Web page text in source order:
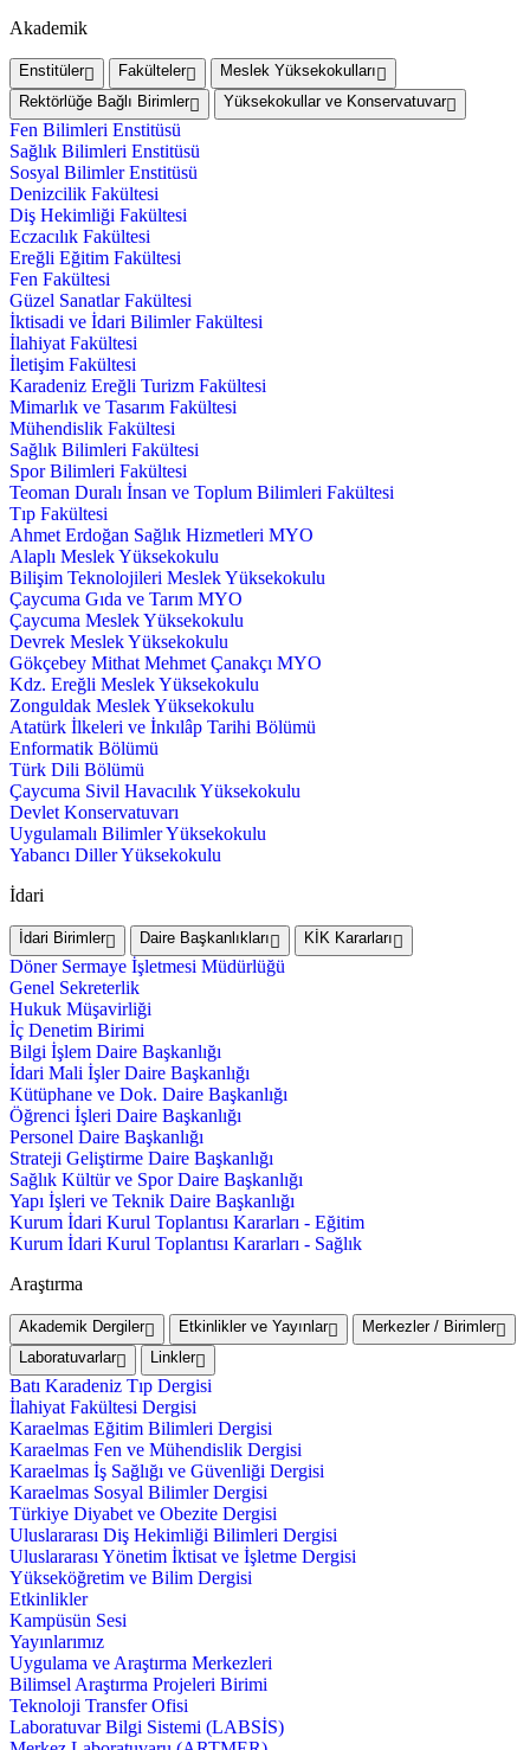
Akademik
Enstitüler Fakülteler
Meslek Yüksekokulları
Rektörlüğe Bağlı Birimler
Yüksekokullar ve Konservatuvar
Fen Bilimleri Enstitüsü
Sağlık Bilimleri Enstitüsü
Sosyal Bilimler Enstitüsü
Denizcilik Fakültesi
Diş Hekimliği Fakültesi
Eczacılık Fakültesi
Ereğli Eğitim Fakültesi
Fen Fakültesi
Güzel Sanatlar Fakültesi
İktisadi ve İdari Bilimler Fakültesi
İlahiyat Fakültesi
İletişim Fakültesi
Karadeniz Ereğli Turizm Fakültesi
Mimarlık ve Tasarım Fakültesi
Mühendislik Fakültesi
Sağlık Bilimleri Fakültesi
Spor Bilimleri Fakültesi
Teoman Duralı İnsan ve Toplum Bilimleri Fakültesi
Tıp Fakültesi
Ahmet Erdoğan Sağlık Hizmetleri MYO
Alaplı Meslek Yüksekokulu
Bilişim Teknolojileri Meslek Yüksekokulu
Çaycuma Gıda ve Tarım MYO
Çaycuma Meslek Yüksekokulu
Devrek Meslek Yüksekokulu
Gökçebey Mithat Mehmet Çanakçı MYO
Kdz. Ereğli Meslek Yüksekokulu
Zonguldak Meslek Yüksekokulu
Atatürk İlkeleri ve İnkılâp Tarihi Bölümü
Enformatik Bölümü
Türk Dili Bölümü
Çaycuma Sivil Havacılık Yüksekokulu
Devlet Konservatuvarı
Uygulamalı Bilimler Yüksekokulu
Yabancı Diller Yüksekokulu
İdari
İdari Birimler Daire Başkanlıkları KİK Kararları
Döner Sermaye İşletmesi Müdürlüğü
Genel Sekreterlik
Hukuk Müşavirliği
İç Denetim Birimi
Bilgi İşlem Daire Başkanlığı
İdari Mali İşler Daire Başkanlığı
Kütüphane ve Dok. Daire Başkanlığı
Öğrenci İşleri Daire Başkanlığı
Personel Daire Başkanlığı
Strateji Geliştirme Daire Başkanlığı
Sağlık Kültür ve Spor Daire Başkanlığı
Yapı İşleri ve Teknik Daire Başkanlığı
Kurum İdari Kurul Toplantısı Kararları - Eğitim
Kurum İdari Kurul Toplantısı Kararları - Sağlık
Araştırma
Akademik Dergiler Etkinlikler ve Yayınlar
Merkezler / Birimler
Laboratuvarlar
Linkler
Batı Karadeniz Tıp Dergisi
İlahiyat Fakültesi Dergisi
Karaelmas Eğitim Bilimleri Dergisi
Karaelmas Fen ve Mühendislik Dergisi
Karaelmas İş Sağlığı ve Güvenliği Dergisi
Karaelmas Sosyal Bilimler Dergisi
Türkiye Diyabet ve Obezite Dergisi
Uluslararası Diş Hekimliği Bilimleri Dergisi
Uluslararası Yönetim İktisat ve İşletme Dergisi
Yükseköğretim ve Bilim Dergisi
Etkinlikler
Kampüsün Sesi
Yayınlarımız
Uygulama ve Araştırma Merkezleri
Bilimsel Araştırma Projeleri Birimi
Teknoloji Transfer Ofisi
Laboratuvar Bilgi Sistemi (LABSİS)